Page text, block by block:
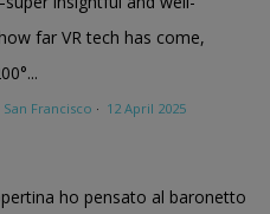
far VR tech has come,
Francisco · 12 April 2025
ho pensato al baronetto